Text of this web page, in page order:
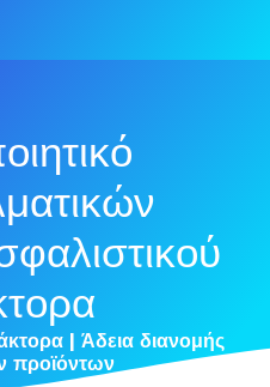
| Άδεια διανομής
προϊόντων